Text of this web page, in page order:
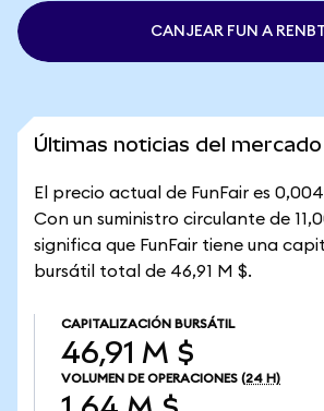
CANJEAR FUN A
Últimas noticias del
El precio actual de FunFair es
Con un suministro circulante de
significa que FunFair tiene una
bursátil total de 46,91 M $.
CAPITALIZACIÓN BURSÁTIL
46,91 M $
VOLUMEN DE OPERACIONES (24 H)